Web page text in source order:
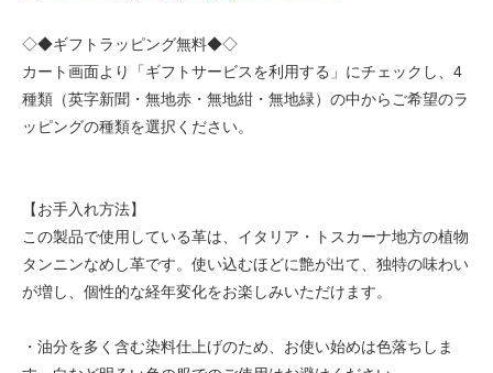
◇◆ギフトラッピング無料◆◇
カート画面より「ギフトサービスを利用する」にチェックし、4
種類（英字新聞・無地赤・無地紺・無地緑）の中からご希望のラ
ッピングの種類を選択ください。
【お手入れ方法】
この製品で使用している革は、イタリア・トスカーナ地方の植物
タンニンなめし革です。使い込むほどに艶が出て、独特の味わい
が増し、個性的な経年変化をお楽しみいただけます。
・油分を多く含む染料仕上げのため、お使い始めは色落ちしま